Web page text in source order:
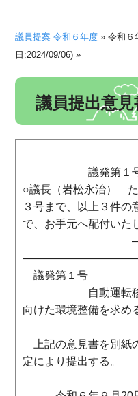
議員提案 令和６年度 » 令和
日:2024/09/06) »
議員提出意見
議発第１号か
○議長（岩松永治）
３号まで、以上３件の
で、お手元へ配付いた
議発第１号
自動運転移動サ
向けた環境整備を求め
上記の意見書を別紙
定により提出する。